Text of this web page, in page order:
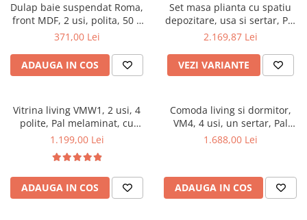
Saltele patuturi copii
Paturi copii
Masa si scaune gradinita
Seturi comode living si dormitor
Dulap baie suspendat Roma,
front MDF, 2 usi, polita, 50 x
68 cm, alb
371,00 Lei
ADAUGA IN COS
Set masa plianta cu spatiu
depozitare, usa si sertar, Pal
Melaminat, 160x96x80 cm si 6
cu piele ecologica, nuc
2.169,87 Lei
VEZI VARIANTE
Vitrina living VMW1, 2 usi, 4
polite, Pal melaminat, cu
insertii MDF, Nuc
1.199,00 Lei
ADAUGA IN COS
Comoda living si dormitor,
VM4, 4 usi, un sertar, Pal
melaminat, cu insertii MDF,
1.688,00 Lei
ADAUGA IN COS